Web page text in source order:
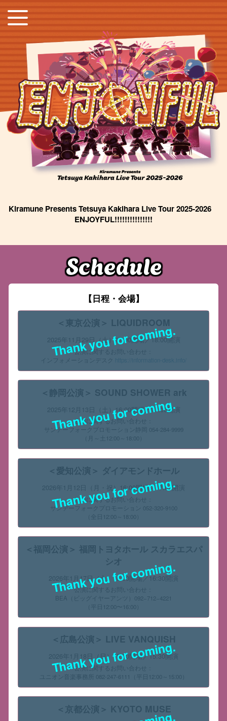
Kiramune Presents Tetsuya Kakihara Live Tour 2025-2026
ENJOYFUL!!!!!!!!!!!!!!!
Schedule
【日程・会場】
Thank you for coming.
＜東京公演＞ LIQUIDROOM
2025年11月29日（土）17:00開場／18:00開演
公演に関するお問い合わせ：
インフォメーションデスク
Thank you for coming.
＜静岡公演＞ SOUND SHOWER ark
2025年12月13日（土）16:00開場／17:00開演
公演に関するお問い合わせ：
サンデーフォークプロモーション静岡 054-284-9999
（月～土12:00～18:00）
Thank you for coming.
＜愛知公演＞ ダイアモンドホール
2026年1月12日（月・祝）16:00開場／17:00開演
公演に関するお問い合わせ：
サンデーフォークプロモーション 052-320-9100
（全日12:00～18:00）
Thank you for coming.
＜福岡公演＞ 福岡トヨタホール スカラエスパ
シオ
2026年1月17日（土）16:00開場／16:30開演
公演に関するお問い合わせ：
BEA（ビッグイヤーアンツ）092−712−4221
（平日12:00〜16:00）
Thank you for coming.
＜広島公演＞ LIVE VANQUISH
2026年1月18日（日）15:00開場／15:30開演
公演に関するお問い合わせ：
ユニオン音楽事務所 082-247-6111（平日12:00～15:00）
＜京都公演＞ KYOTO MUSE